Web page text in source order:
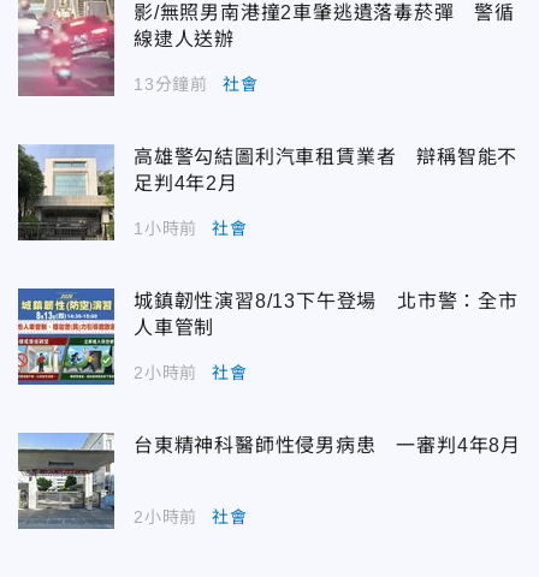
影/無照男南港撞2車肇逃遺落毒菸彈 警循
線逮人送辦
13分鐘前 社會
高雄警勾結圖利汽車租賃業者 辯稱智能不
足判4年2月
1小時前 社會
城鎮韌性演習8/13下午登場 北市警：全市
人車管制
2小時前 社會
台東精神科醫師性侵男病患 一審判4年8月
2小時前 社會